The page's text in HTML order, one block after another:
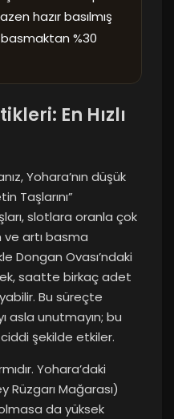
hazır basılmış
basmaktan %30
En Hızlı
Yohara’nın düşük
Taşlarını”
slotlara oranla çok
ve artı basma
Dongan Ovası’ndaki
saatte birkaç adet
Bu süreçte
asla unutmayın; bu
şekilde etkiler.
Yohara’daki
Mağarası)
da yüksek